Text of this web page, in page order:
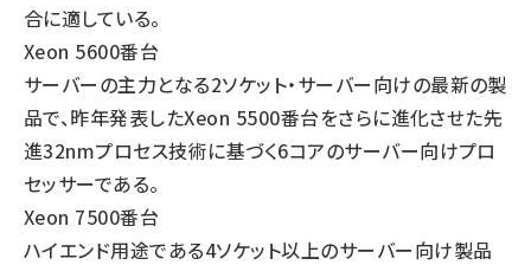
合に適している。
Xeon 5600番台
サーバーの主力となる2ソケット・サーバー向けの最新の製
品で、昨年発表したXeon 5500番台をさらに進化させた先
進32nmプロセス技術に基づく6コアのサーバー向けプロ
セッサーである。
Xeon 7500番台
ハイエンド用途である4ソケット以上のサーバー向け製品